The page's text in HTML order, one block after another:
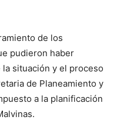
de los
pudieron haber
situación y el proceso
de Planeamiento y
a la planificación